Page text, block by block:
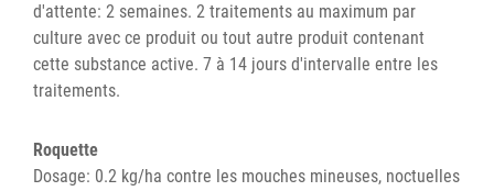
d'attente: 2 semaines. 2 traitements au maximum par
culture avec ce produit ou tout autre produit contenant
cette substance active. 7 à 14 jours d'intervalle entre les
traitements.
Roquette
Dosage: 0.2 kg/ha contre les mouches mineuses, noctuelles